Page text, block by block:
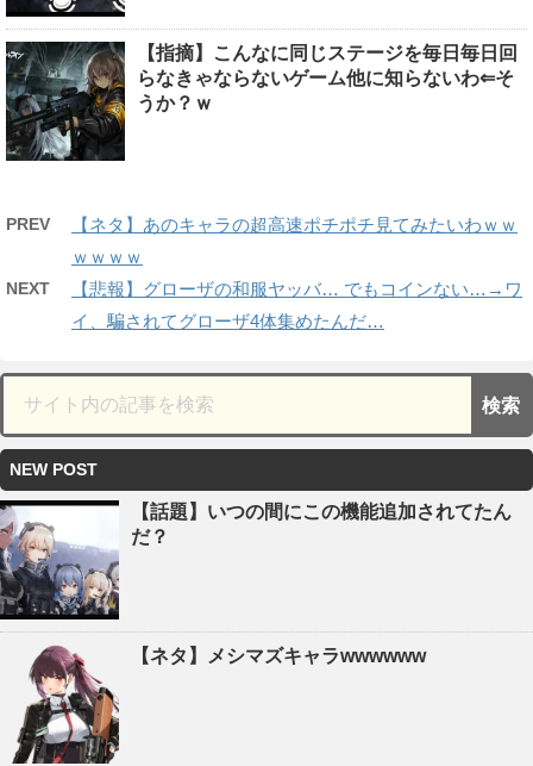
【指摘】こんなに同じステージを毎日毎日回
らなきゃならないゲーム他に知らないわ⇐そ
うか？ｗ
PREV
【ネタ】あのキャラの超高速ポチポチ見てみたいわｗｗ
ｗｗｗｗ
NEXT
【悲報】グローザの和服ヤッバ… でもコインない…→ワ
イ、騙されてグローザ4体集めたんだ…
NEW POST
【話題】いつの間にこの機能追加されてたん
だ？
【ネタ】メシマズキャラwwwwww